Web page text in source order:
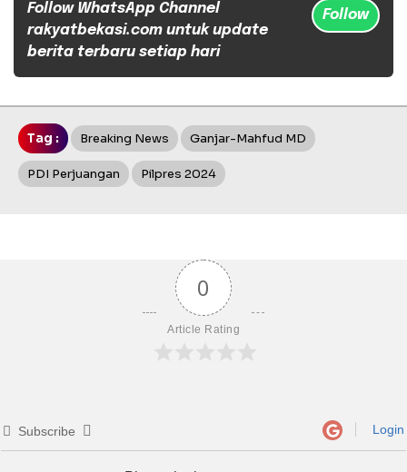
Follow WhatsApp Channel
rakyatbekasi.com untuk update
berita terbaru setiap hari
Follow
Tag : Breaking News Ganjar-Mahfud MD
PDI Perjuangan Pilpres 2024
0
Article Rating
Subscribe Login